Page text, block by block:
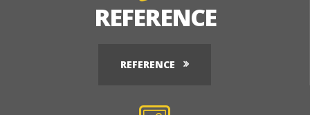
REFERENCE
REFERENCE